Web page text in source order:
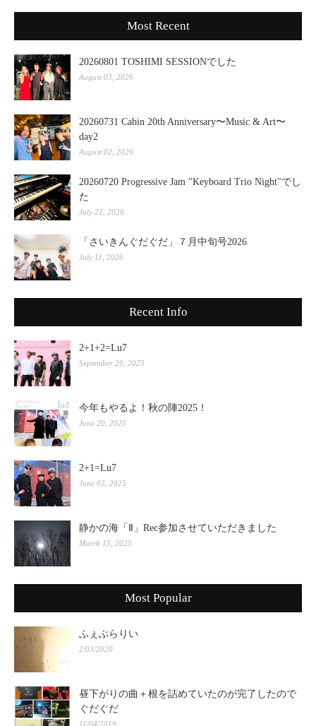
Most Recent
20260801 TOSHIMI SESSIONでした
August 03, 2026
20260731 Cabin 20th Anniversary〜Music & Art〜
day2
August 02, 2026
20260720 Progressive Jam "Keyboard Trio Night"でし
た
July 21, 2026
「さいきんぐだぐだ」７月中旬号2026
July 11, 2026
Recent Info
2+1+2=Lu7
September 26, 2025
今年もやるよ！秋の陣2025！
June 20, 2025
2+1=Lu7
June 03, 2025
静かの海「Ⅱ」Rec参加させていただきました
March 15, 2025
Most Popular
ふぇぶらりい
2/03/2020
昼下がりの曲＋根を詰めていたのが完了したので
ぐだぐだ
11/04/2019